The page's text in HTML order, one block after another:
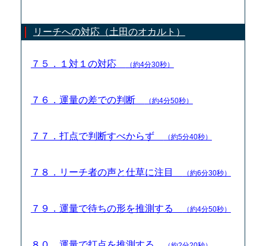
リーチへの対応（土田のオカルト）
７５．１対１の対応 （約4分30秒）
７６．運量の差での判断 （約4分50秒）
７７．打点で判断すべからず （約5分40秒）
７８．リーチ者の声と仕草に注目 （約6分30秒）
７９．運量で待ちの形を推測する （約4分50秒）